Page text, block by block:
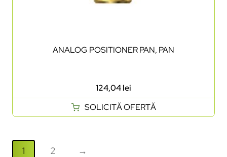
ANALOG POSITIONER PAN, PAN
124,04lei
SOLICITĂ OFERTĂ
1 2 →